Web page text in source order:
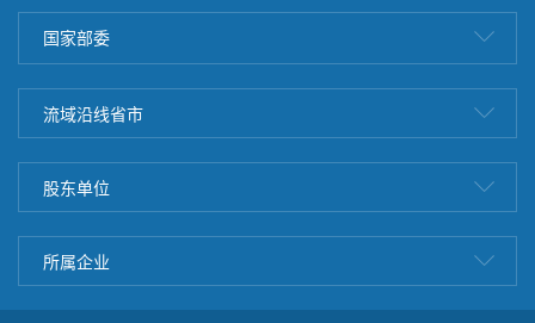
国家部委
流域沿线省市
股东单位
所属企业